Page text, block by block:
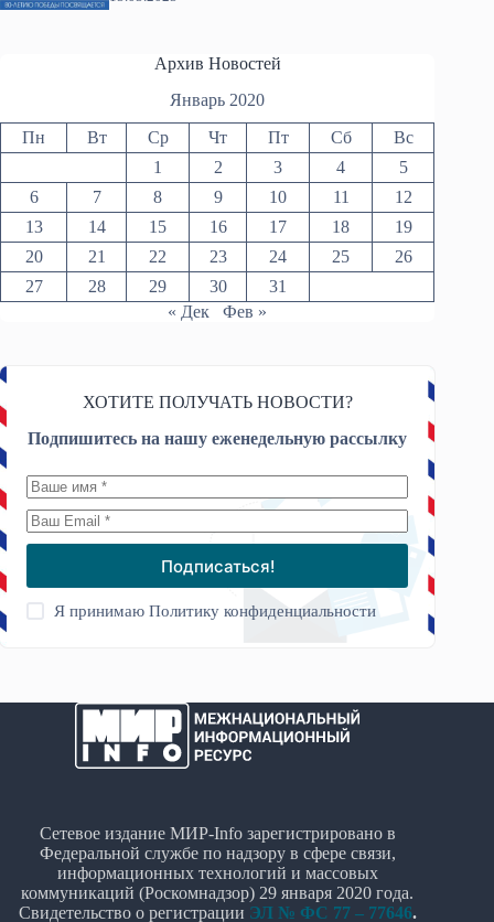
Архив Новостей
Январь 2020
Пн Вт Ср Чт Пт Сб
Вс
1
2 3 4
5
6
7 8 9 10 11
12
13
14 15 16 17 18
19
20
21 22 23 24 25
26
27
28 29 30
31
« Дек
Фев »
ХОТИТЕ ПОЛУЧАТЬ НОВОСТИ?
Подпишитесь на нашу еженедельную рассылку
Подписаться!
Я принимаюПолитику конфиденциальности
Сетевое издание МИР-Info зарегистрировано в
Федеральной службе по надзору в сфере связи,
информационных технологий и массовых
коммуникаций (Роскомнадзор) 29 января 2020 года.
Свидетельство о регистрации ЭЛ № ФС 77 – 77646.